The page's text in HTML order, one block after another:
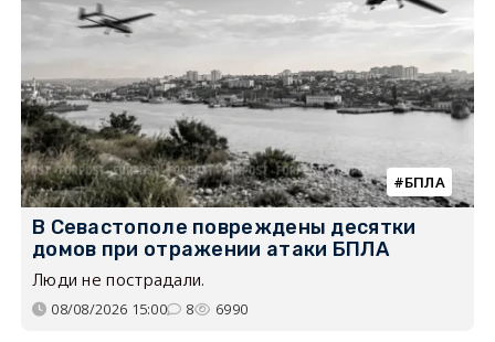
БПЛА
В Севастополе повреждены десятки
домов при отражении атаки БПЛА
Люди не пострадали.
08/08/2026 15:00 8 6990